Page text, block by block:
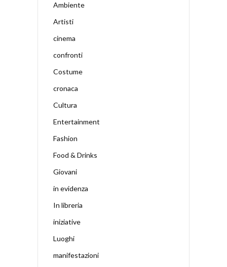
Ambiente
Artisti
cinema
confronti
Costume
cronaca
Cultura
Entertainment
Fashion
Food & Drinks
Giovani
in evidenza
In libreria
iniziative
Luoghi
manifestazioni